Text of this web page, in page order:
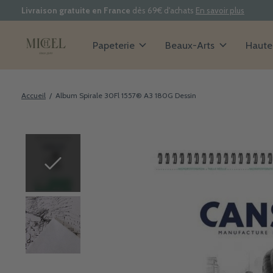
Livraison gratuite en France dès 69€ d'achats En savoir plus
Papeterie Beaux-Arts
Accueil / Album Spirale 30Fl 1557® A3 180G Dessin